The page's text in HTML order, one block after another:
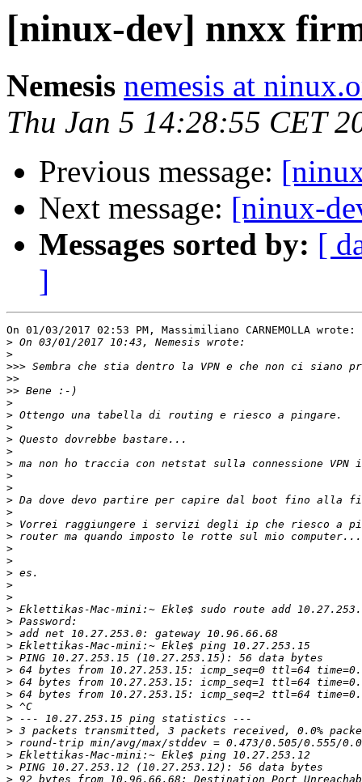
[ninux-dev] nnxx
Nemesis nemesis at
Thu Jan 5 14:28:55 CET
Previous message:
Next message: [ninux-
Messages sorted by: [
]
On 01/03/2017 02:53 PM, Massimiliano CARNEMOLLA wrote:
>
>
>>>
>>
>>
>
>
>
>
>
>
>
>
>
>
>
>
>
>
>
>
>
>
>
>
>
>
>
>
>
>
>
>
>
>
>
>